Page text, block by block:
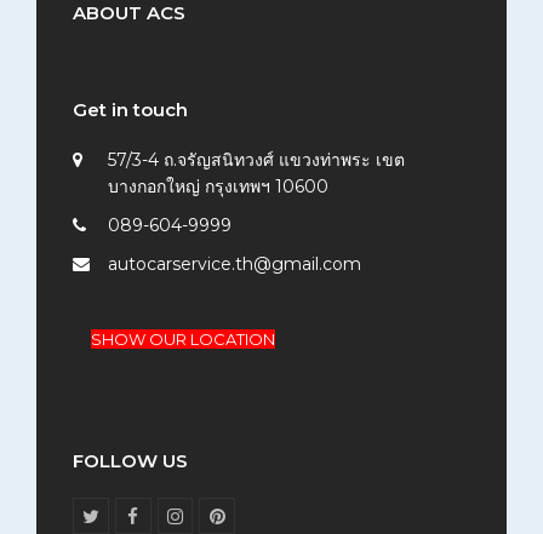
ABOUT ACS
Get in touch
57/3-4 ถ.จรัญสนิทวงศ์ แขวงท่าพระ เขต
บางกอกใหญ่ กรุงเทพฯ 10600
089-604-9999
autocarservice.th@gmail.com
SHOW OUR LOCATION
FOLLOW US
T F I P